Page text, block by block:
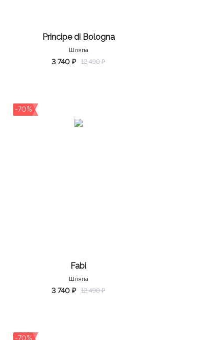
Principe di Bologna
Шляпа
3 740 ₽ 12 490 ₽
-70%
Fabi
Шляпа
3 740 ₽ 12 490 ₽
-70%